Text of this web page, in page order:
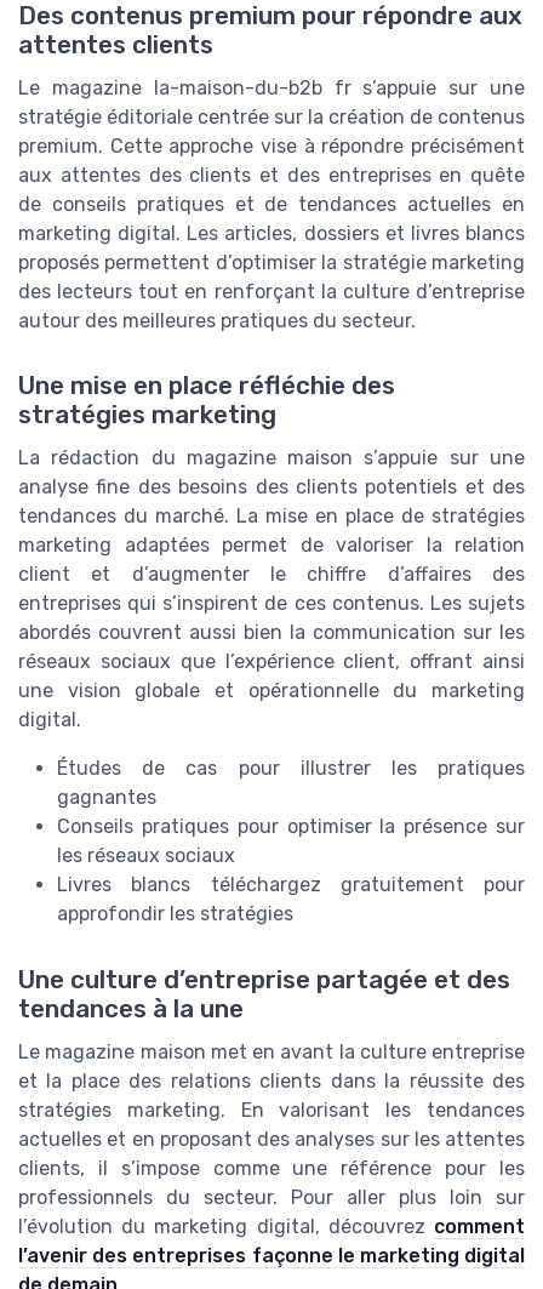
Des contenus premium pour répondre aux
attentes clients
Le magazine la-maison-du-b2b fr s’appuie sur une
stratégie éditoriale centrée sur la création de contenus
premium. Cette approche vise à répondre précisément
aux attentes des clients et des entreprises en quête
de conseils pratiques et de tendances actuelles en
marketing digital. Les articles, dossiers et livres blancs
proposés permettent d’optimiser la stratégie marketing
des lecteurs tout en renforçant la culture d’entreprise
autour des meilleures pratiques du secteur.
Une mise en place réfléchie des
stratégies marketing
La rédaction du magazine maison s’appuie sur une
analyse fine des besoins des clients potentiels et des
tendances du marché. La mise en place de stratégies
marketing adaptées permet de valoriser la relation
client et d’augmenter le chiffre d’affaires des
entreprises qui s’inspirent de ces contenus. Les sujets
abordés couvrent aussi bien la communication sur les
réseaux sociaux que l’expérience client, offrant ainsi
une vision globale et opérationnelle du marketing
digital.
Études de cas pour illustrer les pratiques
gagnantes
Conseils pratiques pour optimiser la présence sur
les réseaux sociaux
Livres blancs téléchargez gratuitement pour
approfondir les stratégies
Une culture d’entreprise partagée et des
tendances à la une
Le magazine maison met en avant la culture entreprise
et la place des relations clients dans la réussite des
stratégies marketing. En valorisant les tendances
actuelles et en proposant des analyses sur les attentes
clients, il s’impose comme une référence pour les
professionnels du secteur. Pour aller plus loin sur
l’évolution du marketing digital, découvrez comment
l’avenir des entreprises façonne le marketing digital
de demain